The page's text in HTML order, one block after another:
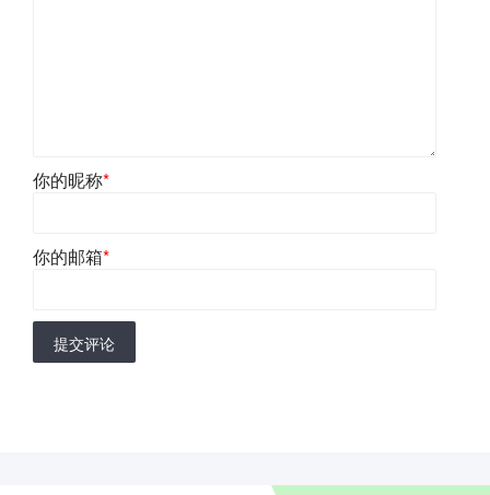
你的昵称*
你的邮箱*
提交评论